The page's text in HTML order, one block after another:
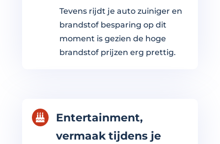
Tevens rijdt je auto zuiniger en
brandstof besparing op dit
moment is gezien de hoge
brandstof prijzen erg prettig.

Entertainment,
vermaak tijdens je